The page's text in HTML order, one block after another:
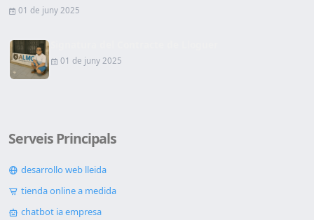
01 de juny 2025
01 de juny 2025
Serveis Principals
desarrollo web lleida
tienda online a medida
chatbot ia empresa